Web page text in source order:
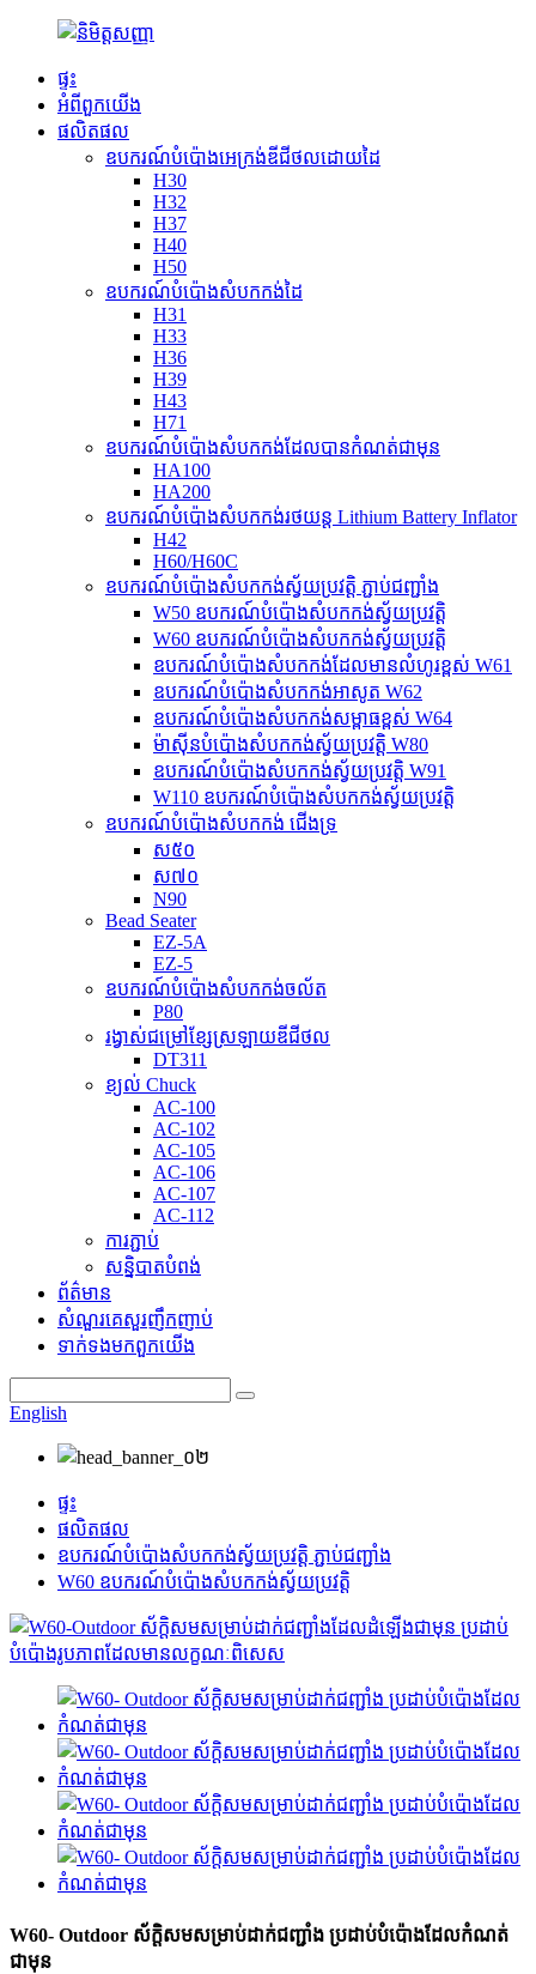
ផ្ទះ
អំពី​ពួក​យើង
ផលិតផល
ឧបករណ៍បំប៉ោងអេក្រង់ឌីជីថលដោយដៃ
H30
H32
H37
H40
H50
ឧបករណ៍បំប៉ោងសំបកកង់ដៃ
H31
H33
H36
H39
H43
H71
ឧបករណ៍បំប៉ោងសំបកកង់ដែលបានកំណត់ជាមុន
HA100
HA200
ឧបករណ៍បំប៉ោងសំបកកង់រថយន្ត Lithium Battery Inflator
H42
H60/H60C
ឧបករណ៍បំប៉ោងសំបកកង់ស្វ័យប្រវត្តិ ភ្ជាប់ជញ្ជាំង
W50 ឧបករណ៍បំប៉ោងសំបកកង់ស្វ័យប្រវត្តិ
W60 ឧបករណ៍បំប៉ោងសំបកកង់ស្វ័យប្រវត្តិ
ឧបករណ៍បំប៉ោងសំបកកង់ដែលមានលំហូរខ្ពស់ W61
ឧបករណ៍បំប៉ោងសំបកកង់អាសូត W62
ឧបករណ៍បំប៉ោងសំបកកង់សម្ពាធខ្ពស់ W64
ម៉ាស៊ីនបំប៉ោងសំបកកង់ស្វ័យប្រវត្តិ W80
ឧបករណ៍បំប៉ោងសំបកកង់ស្វ័យប្រវត្តិ W91
W110 ឧបករណ៍បំប៉ោងសំបកកង់ស្វ័យប្រវត្តិ
ឧបករណ៍បំប៉ោងសំបកកង់ ជើងទ្រ
ស៥០
ស៧០
N90
Bead Seater
EZ-5A
EZ-5
ឧបករណ៍បំប៉ោងសំបកកង់ចល័ត
P80
រង្វាស់ជម្រៅខ្សែស្រឡាយឌីជីថល
DT311
ខ្យល់ Chuck
AC-100
AC-102
AC-105
AC-106
AC-107
AC-112
ការភ្ជាប់
សន្និបាតបំពង់
ព័ត៌មាន
សំណួរគេសួរញឹកញាប់
ទាក់ទង​មក​ពួក​យើង
English
ផ្ទះ
ផលិតផល
ឧបករណ៍បំប៉ោងសំបកកង់ស្វ័យប្រវត្តិ ភ្ជាប់ជញ្ជាំង
W60 ឧបករណ៍បំប៉ោងសំបកកង់ស្វ័យប្រវត្តិ
W60- Outdoor ស័ក្តិសមសម្រាប់ដាក់ជញ្ជាំង ប្រដាប់បំប៉ោងដែលកំណត់
ជាមុន